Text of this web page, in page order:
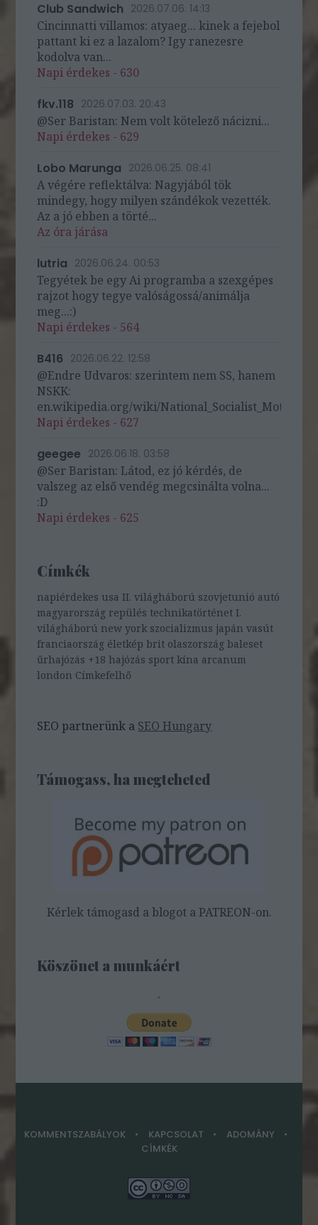
Club Sandwich 2026.07.06. 14:13
Cincinnatti villamos: atyaeg... kinek a fejebol
pattant ki ez a lazalom? Igy ranezesre
kodolva van...
Napi érdekes - 630
fkv.118 2026.07.03. 20:43
@Ser Baristan: Nem volt kötelező nácizni...
Napi érdekes - 629
Lobo Marunga 2026.06.25. 08:41
A végére reflektálva: Nagyjából tök
mindegy, hogy milyen szándékok vezették.
Az a jó ebben a törté...
Az óra járása
lutria 2026.06.24. 00:53
Tegyétek be egy Ai programba a szexgépes
rajzot hogy tegye valóságossá/animálja
meg...:)
Napi érdekes - 564
B416 2026.06.22. 12:58
@Endre Udvaros: szerintem nem SS, hanem
NSKK:
en.wikipedia.org/wiki/
Napi érdekes - 627
geegee 2026.06.18. 03:58
@Ser Baristan: Látod, ez jó kérdés, de
valszeg az első vendég megcsinálta volna...
:D
Napi érdekes - 625
Címkék
napiérdekes usa II. világháború szovjetunió autó
magyarország repülés technikatörténet I.
világháború new york szocializmus japán vasút
franciaország életkép brit olaszország baleset
űrhajózás +18 hajózás sport kína arcanum
london Címkefelhő
SEO partnerünk a SEO Hungary
Támogass, ha megteheted
Kérlek támogasd a blogot a PATREON-on.
Köszönet a munkáért
.
KOMMENTSZABÁLYOK KAPCSOLAT
ADOMÁNY
CÍMKÉK